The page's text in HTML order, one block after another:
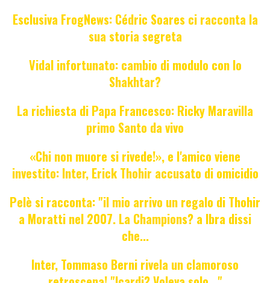
Esclusiva FrogNews: Cédric Soares ci racconta la
sua storia segreta
Vidal infortunato: cambio di modulo con lo
Shakhtar?
La richiesta di Papa Francesco: Ricky Maravilla
primo Santo da vivo
«Chi non muore si rivede!», e l'amico viene
investito: Inter, Erick Thohir accusato di omicidio
Pelè si racconta: "il mio arrivo un regalo di Thohir
a Moratti nel 2007. La Champions? a Ibra dissi
che...
Inter, Tommaso Berni rivela un clamoroso